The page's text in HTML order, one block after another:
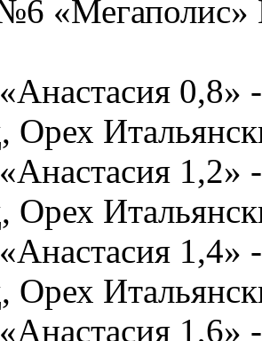
Орех
Орех
Орех